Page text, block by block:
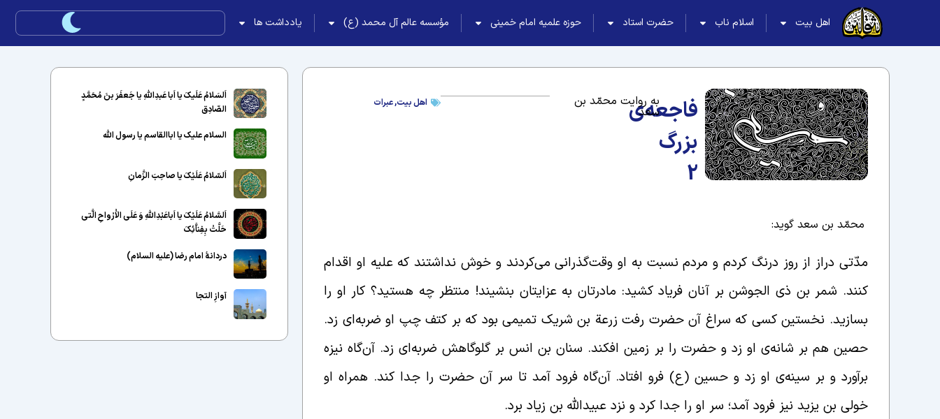
اهل بیت اسلام ناب حضرت استاد حوزه علمیه امام خمینی مؤسسه عالم آل محمد (ع) یادداشت ها
فاجعه‌ی
بزرگ
2
به روایت محمّد بن
سعد
اهل بیت,عبرات
محمّد بن سعد گوید:
مدّتی دراز از روز درنگ کردم و مردم نسبت به او وقت‌گذرانی می‌کردند و خوش نداشتند که علیه او اقدام
کنند. شمر بن ذی الجوشن بر آنان فریاد کشید: مادرتان به عزایتان بنشیند! منتظر چه هستید؟ کار او را
بسازید. نخستین کسی که سراغ آن حضرت رفت زرعة بن شریک تمیمی بود که بر کتف چپ او ضربه‌ای زد.
حصین هم بر شانه‌ی او زد و حضرت را بر زمین افکند. سنان بن انس بر گلوگاهش ضربه‌ای زد. آن‌گاه نیزه
برآورد و بر سینه‌ی او زد و حسین (ع) فرو افتاد. آن‌گاه فرود آمد تا سر آن حضرت را جدا کند. همراه او
خولی بن یزید نیز فرود آمد؛ سر او را جدا کرد و نزد عبیدالله بن زیاد برد.
اَلسَلامُ عَلَیکَ یا اَبا عَبدِاللّهِ یا جَعفَرَ بنَ مُحَمَّدٍ
الصّادِق
السلام علیک یا اباالقاسم یا رسول الله
اَلسّلامُ عَلَیْکَ یا صاحِبَ الزَّمانِ
اَلسَّلامُ عَلَیْکَ یا اَباعَبْدِاللَّهِ وَ عَلَى الاَْرْواحِ الَّتى
حَلَّتْ بِفِناَّئِکَ
دردانهٔ امام رضا (علیه السلام)
آوازِ التجا